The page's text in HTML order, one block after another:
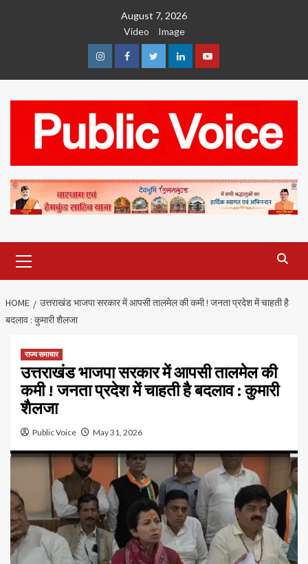
August 7, 2026
Video
Image
InstagramFacebookTwitterLinkedinYoutube
Menu
HOME
उत्तराखंड भाजपा सरकार में आपसी तालमेल की कमी ! जनता प्रदेश में चाहती है
बदलाव : कुमारी शैलजा
राज्य समाचार
उत्तराखंड भाजपा सरकार में आपसी तालमेल की
कमी ! जनता प्रदेश में चाहती है बदलाव : कुमारी
शैलजा
Public Voice May 31, 2026